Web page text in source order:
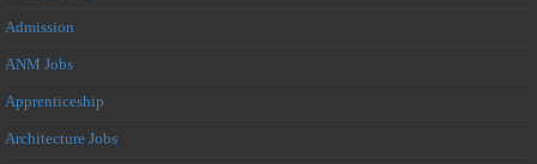
Admission
ANM Jobs
Apprenticeship
Architecture Jobs